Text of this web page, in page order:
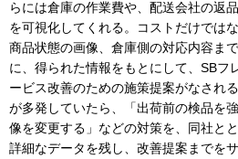
らには倉庫の作業費や、配送会社の返
を可視化してくれる。コストだけでは
商品状態の画像、倉庫側の対応内容ま
に、得られた情報をもとにして、SBフ
ービス改善のための施策提案がなされ
が多発していたら、「出荷前の検品を
像を変更する」などの対策を、同社と
詳細なデータを残し、改善提案までを